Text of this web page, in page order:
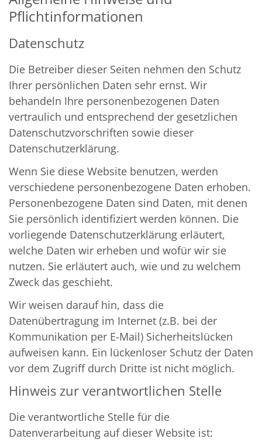
Pflichtinformationen
Datenschutz
Die Betreiber dieser Seiten nehmen den Schutz
Ihrer persönlichen Daten sehr ernst. Wir
behandeln Ihre personenbezogenen Daten
vertraulich und entsprechend der gesetzlichen
Datenschutzvorschriften sowie dieser
Datenschutzerklärung.
Wenn Sie diese Website benutzen, werden
verschiedene personenbezogene Daten erhoben.
Personenbezogene Daten sind Daten, mit denen
Sie persönlich identifiziert werden können. Die
vorliegende Datenschutzerklärung erläutert,
welche Daten wir erheben und wofür wir sie
nutzen. Sie erläutert auch, wie und zu welchem
Zweck das geschieht.
Wir weisen darauf hin, dass die
Datenübertragung im Internet (z.B. bei der
Kommunikation per E-Mail) Sicherheitslücken
aufweisen kann. Ein lückenloser Schutz der Daten
vor dem Zugriff durch Dritte ist nicht möglich.
Hinweis zur verantwortlichen Stelle
Die verantwortliche Stelle für die
Datenverarbeitung auf dieser Website ist: